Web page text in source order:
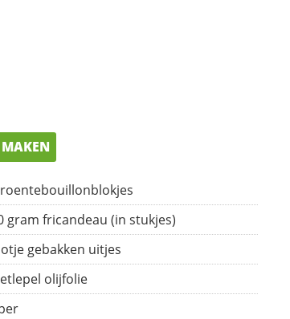
gram fricandeau (in stukjes)
gebakken uitjes
olijfolie